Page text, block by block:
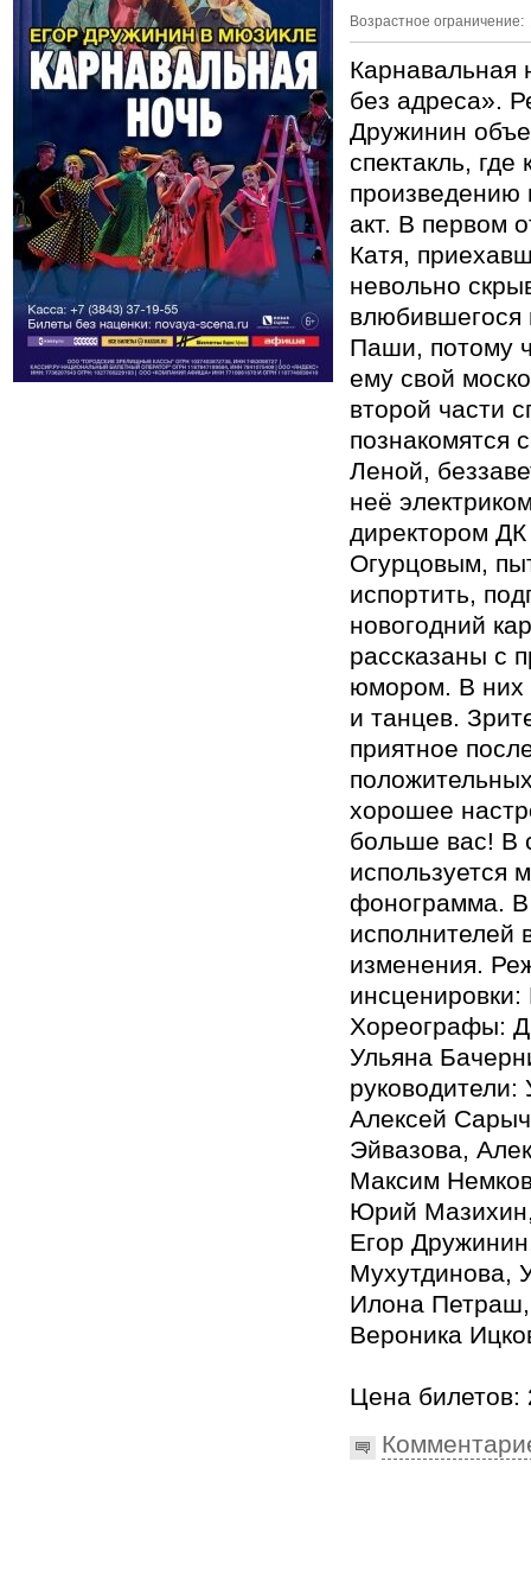
Возрастное ограничение:
Карнавальная
без адреса».
Дружинин
спектакль, где
произведению
акт. В первом
Катя,
невольно
влюбившегося
Паши, потому
ему свой
второй части
познакомятся
Леной,
неё
директором
Огурцовым,
испортить,
новогодний
рассказаны с
юмором. В них
и танцев.
приятное
хорошее
больше вас! В
используется
фонограмма. В
исполнителей
изменения.
Хореографы:
Ульяна
Алексей
Эйвазова,
Максим
Юрий
Егор
Мухутдинова,
Илона
Вероника
Цена билетов: